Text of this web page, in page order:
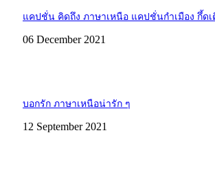
แคปชั่น คิดถึง ภาษาเหนือ แคปชั่นกำเมือง กึ้ดเ
06 December 2021
บอกรัก ภาษาเหนือน่ารัก ๆ
12 September 2021